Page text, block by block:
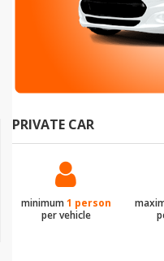
PRIVATE CAR
minimum 1 person
per vehicle